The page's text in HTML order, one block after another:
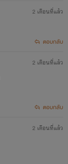
2 เดือนที่แล้ว
ตอบกลับ
2 เดือนที่แล้ว
ตอบกลับ
2 เดือนที่แล้ว